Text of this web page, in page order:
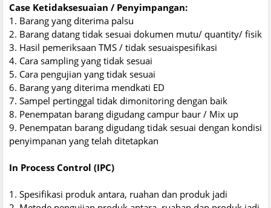
Case Ketidaksesuaian / Penyimpangan:
1. Barang yang diterima palsu
2. Barang datang tidak sesuai dokumen mutu/ quantity/ fisik
3. Hasil pemeriksaan TMS / tidak sesuaispesifikasi
4. Cara sampling yang tidak sesuai
5. Cara pengujian yang tidak sesuai
6. Barang yang diterima mendkati ED
7. Sampel pertinggal tidak dimonitoring dengan baik
8. Penempatan barang digudang campur baur / Mix up
9. Penempatan barang digudang tidak sesuai dengan kondisi
penyimpanan yang telah ditetapkan
In Process Control (IPC)
1. Spesifikasi produk antara, ruahan dan produk jadi